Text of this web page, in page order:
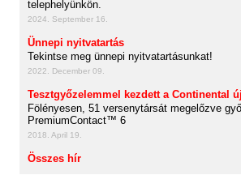
telephelyünkön.
2024. September 16.
Ünnepi nyitvatartás
Tekintse meg ünnepi nyitvatartásunkat!
2022. December 09.
Tesztgyőzelemmel kezdett a Continental
Fölényesen, 51 versenytársát megelőzve
PremiumContact™ 6
2018. April 19.
Összes hír